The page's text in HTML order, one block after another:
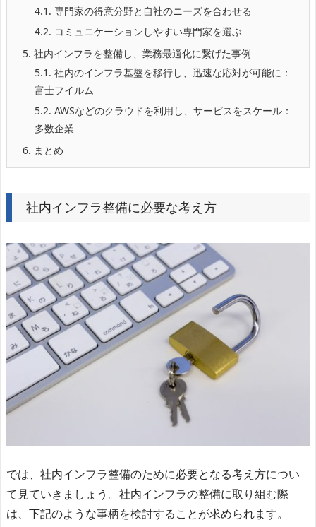
4.1. 専門家の得意分野と自社のニーズを合わせる
4.2. コミュニケーションしやすい専門家を選ぶ
5. 社内インフラを整備し、業務最適化に繋げた事例
5.1. 社内のインフラ基盤を移行し、迅速な応対が可能に：
富士フイルム
5.2. AWSなどのクラウドを利用し、サービスをスケール：
多数企業
6. まとめ
社内インフラ整備に必要な考え方
では、社内インフラ整備のために必要となる考え方につい
て見ていきましょう。社内インフラの整備に取り組む際
は、下記のような事柄を検討することが求められます。